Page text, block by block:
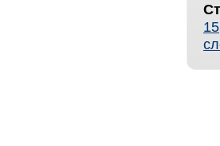
15